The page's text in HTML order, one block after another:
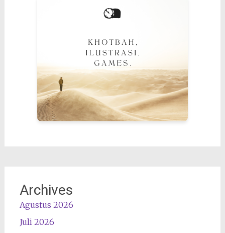
Archives
Agustus 2026
Juli 2026